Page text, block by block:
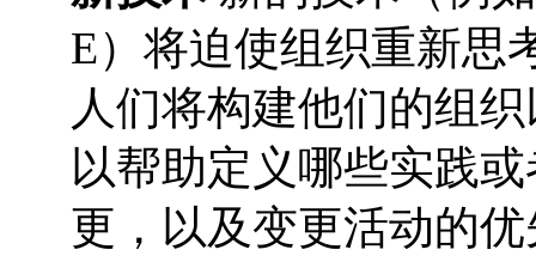
E）将迫使组织重新思
人们将构建他们的组
以帮助定义哪些实践
更，以及变更活动的